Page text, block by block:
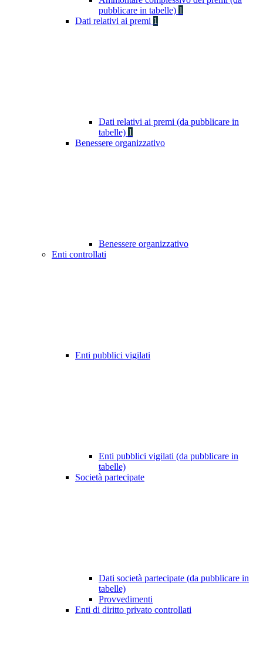
pubblicare in tabelle) 1
Dati relativi ai premi 1
Dati relativi ai premi (da pubblicare in
tabelle) 1
Benessere organizzativo
Benessere organizzativo
Enti controllati
Enti pubblici vigilati
Enti pubblici vigilati (da pubblicare in
tabelle)
Società partecipate
Dati società partecipate (da pubblicare in
tabelle)
Provvedimenti
Enti di diritto privato controllati